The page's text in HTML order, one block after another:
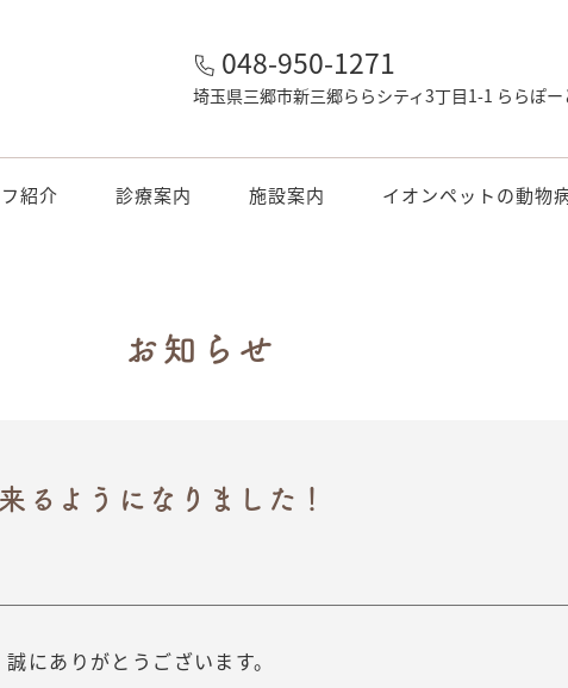
048-950-1271
埼玉県三郷市新三郷ららシティ3丁目1-1 ららぽ
紹介 診療案内 施設案内 イオンペットの動物
お知らせ
るようになりました！
にありがとうございます。